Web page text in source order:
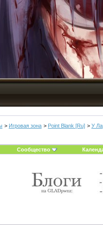
> Игровая зона > Point Blank [Ru] > У
Сообщество